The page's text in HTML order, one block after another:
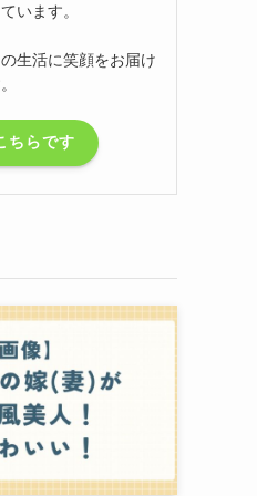
います。
生活に笑顔をお届け
ちらです